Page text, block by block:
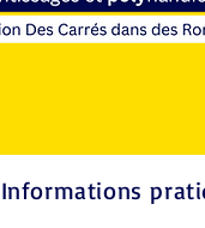
Informations